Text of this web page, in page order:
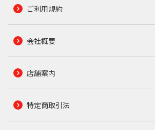
ご利用規約
会社概要
店舗案内
特定商取引法